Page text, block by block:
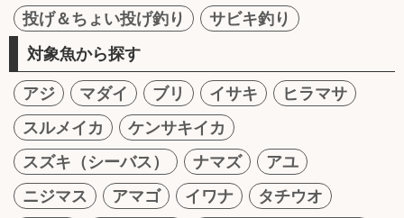
投げ＆ちょい投げ釣り
サビキ釣り
対象魚から探す
アジ マダイ ブリ イサキ
ヒラマサ
スルメイカ
ケンサキイカ
スズキ（シーバス）
ナマズ
アユ
ニジマス
アマゴ イワナ
タチウオ